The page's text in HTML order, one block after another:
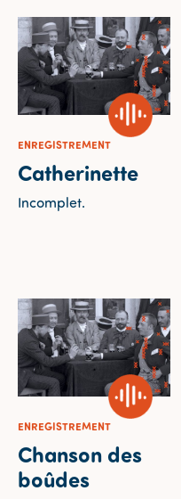
ENREGISTREMENT
Catherinette
Incomplet.
ENREGISTREMENT
Chanson des
boûdes